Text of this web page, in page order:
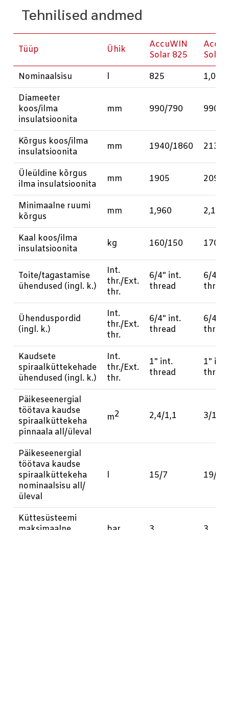
Tehnilised andmed
Tüüp Ühik
AccuWIN
Solar 825
Solar
Nominaalsisu
l 825
1,000
Diameeter
koos/ilma
insulatsioonita
mm 990/790 990/
Kõrgus koos/ilma
insulatsioonita
mm 1940/1860
Üleüldine kõrgus
ilma insulatsioonita
mm 1905 2090
Minimaalne ruumi
kõrgus
mm 1,960 2,190
Kaal koos/ilma
insulatsioonita
kg 160/150 170/
Toite/tagastamise
ühendused (ingl. k.)
Int.
thr./Ext.
thr.
6/4" int.
thread
6/4"
Ühenduspordid
(ingl. k.)
Int.
thr./Ext.
thr.
6/4" int.
thread
6/4"
Kaudsete
spiraalküttekehade
ühendused (ingl. k.)
Int.
thr./Ext.
thr.
1" int.
thread
1" int.
Päikeseenergial
töötava kaudse
spiraalküttekeha
pinnaala all/üleval
m2 2,4/1,1 3/1,3
Päikeseenergial
töötava kaudse
spiraalküttekeha
nominaalsisu all/
üleval
l 15/7 19/8
Küttesüsteemi
maksimaalne
bar 3 3